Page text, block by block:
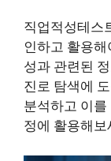
직업적성테스
인하고 활용
성과 관련된
진로 탐색에
분석하고 이
정에 활용해보